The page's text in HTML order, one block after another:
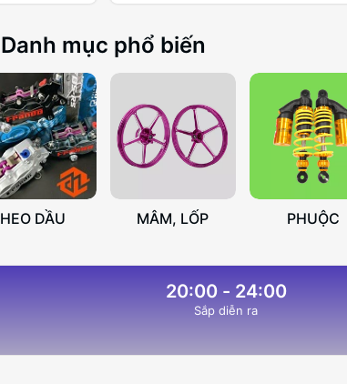
Danh mục phổ biến
HEO DẦU MÂM, LỐP PHUỘC
20:00 - 24:00
Sắp diễn ra